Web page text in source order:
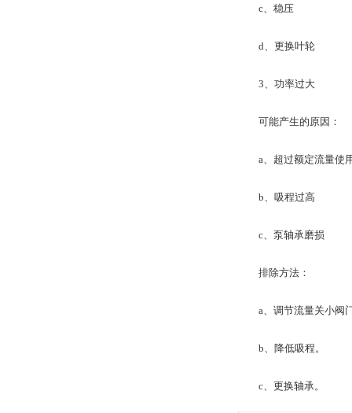
c、稳压
d、更换叶轮
3、功率过大
可能产生的原因：
a、超过额定流量使
b、吸程过高
c、泵轴承磨损
排除方法：
a、调节流量关小阀
b、降低吸程。
c、更换轴承。